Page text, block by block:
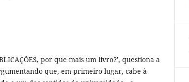
por que mais um livro?', questiona a
que, em primeiro lugar, cabe à